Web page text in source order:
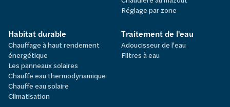
Réglage par zone
Habitat durable
Chauffage à haut rendement
énergétique
Les panneaux solaires
Chauffe eau thermodynamique
Chauffe eau solaire
Climatisation
Traitement de l'eau
Adoucisseur de l'eau
Filtres à eau